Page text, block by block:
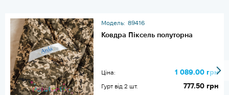
Модель: 89416
Ковдра Піксель полуторна
Ціна: 1 089.00 грн
Гурт від 2 шт. 777.50 грн